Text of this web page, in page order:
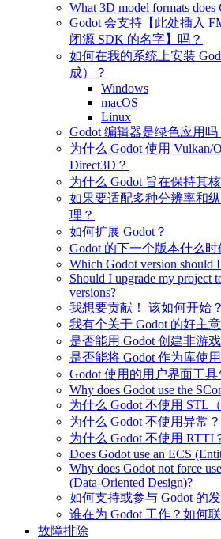
What 3D model formats does
Godot 会支持【此处插入
闭源 SDK 的名字】吗？
如何在我的系统上安装
成）？
Windows
macOS
Linux
Godot 编辑器是绿色应用吗
为什么 Godot 使用 Vulkan/
Direct3D？
为什么 Godot 旨在保持其
如果要适配多种分辨率和
理？
如何扩展 Godot？
Godot 的下一个版本什么时
Which Godot version should
Should I upgrade my project
versions?
我想要贡献！ 该如何开始？
我有个关于 Godot 的好主
是否能用 Godot 创建非游
是否能将 Godot 作为库使用
Godot 使用的用户界面工具
Why does Godot use the
为什么 Godot 不使用 STL
为什么 Godot 不使用异常？
为什么 Godot 不使用 RTTI
Does Godot use an ECS
Why does Godot not force
(Data-Oriented Design)?
如何支持或参与 Godot 的
谁在为 Godot 工作？如何
故障排除